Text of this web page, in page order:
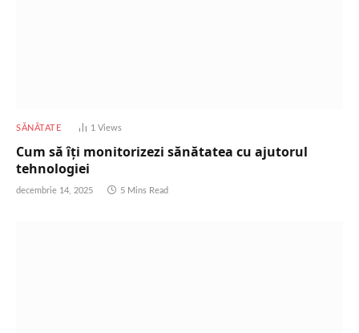
SĂNĂTATE 1Views
Cum să îți monitorizezi sănătatea cu ajutorul
tehnologiei
decembrie 14, 2025 5 Mins Read